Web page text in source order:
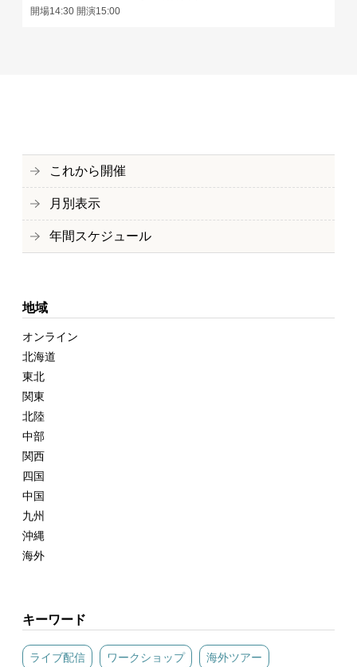
開場14:30 開演15:00
これから開催
月別表示
年間スケジュール
地域
オンライン
北海道
東北
関東
北陸
中部
関西
四国
中国
九州
沖縄
海外
キーワード
ライブ配信 ワークショップ 海外ツアー